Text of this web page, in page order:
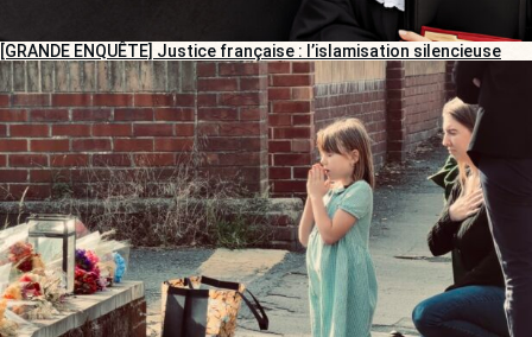
[GRANDE ENQUÊTE] Justice française : l’islamisation silencieuse